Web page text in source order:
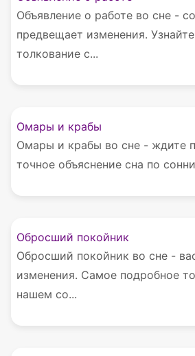
Объявление о работе во сне -
предвещает изменения.
толкование с...
Омары и крабы
Омары и крабы во сне - ждите
точное объяснение сна по
Обросший покойник
Обросший покойник во сне -
изменения. Самое подробное
нашем со...